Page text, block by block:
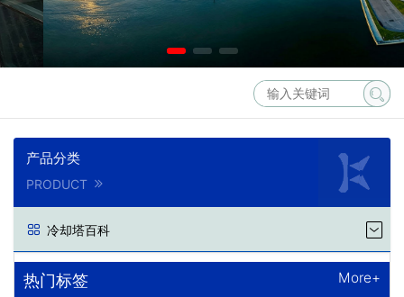
产品分类
PRODUCT
冷却塔百科
热门标签 More+